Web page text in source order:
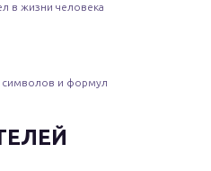
в жизни человека
символов и формул